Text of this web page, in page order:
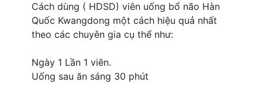
Cách dùng ( HDSD) viên uống bổ não Hàn
Quốc Kwangdong một cách hiệu quả nhất
theo các chuyên gia cụ thể như:
Ngày 1 Lần 1 viên.
Uống sau ăn sáng 30 phút